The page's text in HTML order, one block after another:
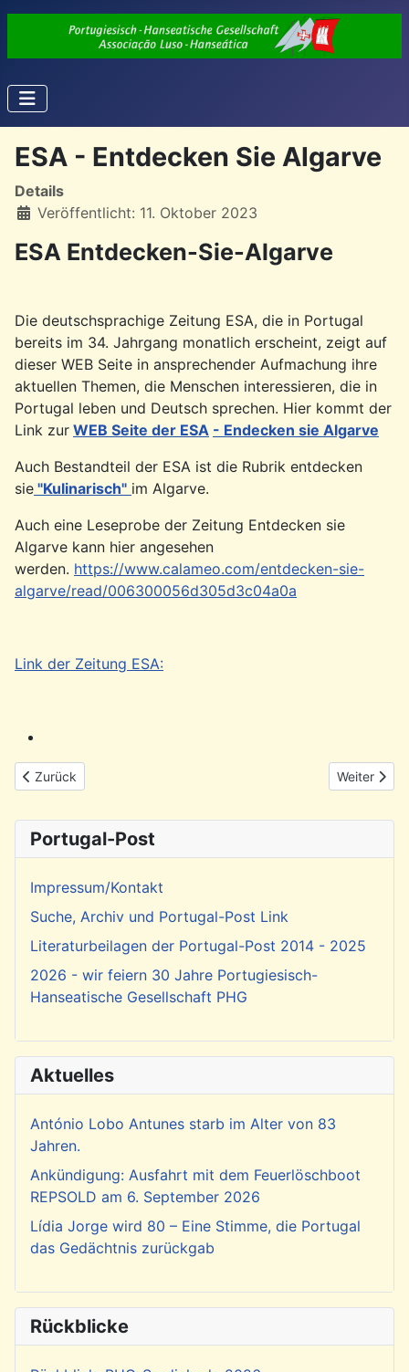
ESA - Entdecken Sie Algarve
Details
Veröffentlicht: 11. Oktober 2023
ESA Entdecken-Sie-Algarve
Die deutschsprachige Zeitung ESA, die in Portugal
bereits im 34. Jahrgang monatlich erscheint, zeigt auf
dieser WEB Seite in ansprechender Aufmachung ihre
aktuellen Themen, die Menschen interessieren, die in
Portugal leben und Deutsch sprechen. Hier kommt der
Link zur WEB Seite der ESA - Endecken sie Algarve
Auch Bestandteil der ESA ist die Rubrik entdecken
sie "Kulinarisch" im Algarve.
Auch eine Leseprobe der Zeitung Entdecken sie
Algarve kann hier angesehen
werden. https://www.calameo.com/entdecken-sie-
algarve/read/006300056d305d3c04a0a
Link der Zeitung ESA:
Vorheriger Beitrag: Deutscher Verein Lissabon (DVL) - PHG
Zurück Nächster
Weiter
Portugal-Post
Impressum/Kontakt
Suche, Archiv und Portugal-Post Link
Literaturbeilagen der Portugal-Post 2014 - 2025
2026 - wir feiern 30 Jahre Portugiesisch-
Hanseatische Gesellschaft PHG
Aktuelles
António Lobo Antunes starb im Alter von 83
Jahren.
Ankündigung: Ausfahrt mit dem Feuerlöschboot
REPSOLD am 6. September 2026
Lídia Jorge wird 80 – Eine Stimme, die Portugal
das Gedächtnis zurückgab
Rückblicke